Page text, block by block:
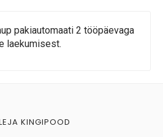
pakiautomaati 2 tööpäevaga
laekumisest.
KINGIPOOD